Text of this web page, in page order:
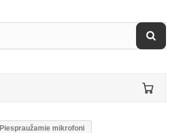
Piespraužamie mikrofoni